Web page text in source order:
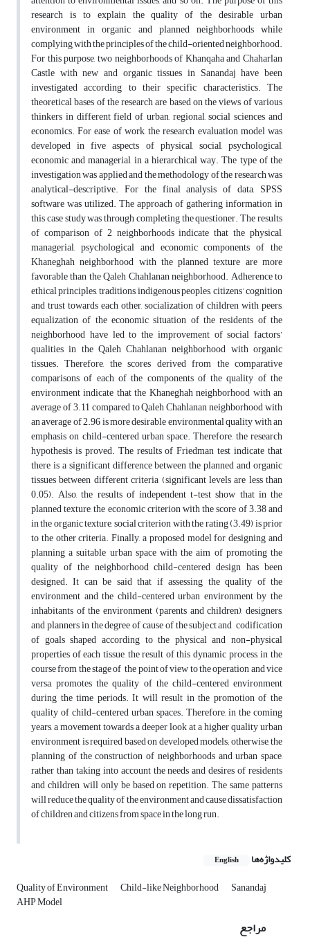
research is to explain the quality of the desirable urban
environment in organic and planned neighborhoods while
complying with the principles of the child-oriented neighborhood.
For this purpose, two neighborhoods of Khanqaha and Chaharlan
Castle with new and organic tissues in Sanandaj have been
investigated according to their specific characteristics. The
theoretical bases of the research are based on the views of various
thinkers in different field of urban, regional, social sciences and
economics. For ease of work, the research evaluation model was
developed in five aspects of physical, social, psychological,
economic and managerial in a hierarchical way. The type of the
investigation was applied and the methodology of the research was
analytical-descriptive. For the final analysis of data, SPSS
software was utilized. The approach of gathering information in
this case study was through completing the questioner. The results
of comparison of 2 neighborhoods indicate that the physical,
managerial, psychological and economic components of the
Khaneghah neighborhood with the planned texture are more
favorable than the Qaleh Chahlanan neighborhood. Adherence to
ethical principles, traditions, indigenous peoples, citizens’ cognition
and trust towards each other, socialization of children with peers,
equalization of the economic situation of the residents of the
neighborhood have led to the improvement of social factors’
qualities in the Qaleh Chahlanan neighborhood with organic
tissues. Therefore, the scores derived from the comparative
comparisons of each of the components of the quality of the
environment indicate that the Khaneghah neighborhood with an
average of 3.11 compared to Qaleh Chahlanan neighborhood with
an average of 2.96 is more desirable environmental quality with an
emphasis on child-centered urban space. Therefore, the research
hypothesis is proved. The results of Friedman test indicate that
there is a significant difference between the planned and organic
tissues between different criteria (significant levels are less than
0.05). Also, the results of independent t-test show that in the
planned texture, the economic criterion with the score of 3.38 and
in the organic texture, social criterion with the rating (3.49) is prior
to the other criteria. Finally, a proposed model for designing and
planning a suitable urban space with the aim of promoting the
quality of the neighborhood child-centered design has been
designed. It can be said that if assessing the quality of the
environment and the child-centered urban environment by the
inhabitants of the environment (parents and children), designers,
and planners in the degree of cause of the subject and codification
of goals shaped according to the physical and non-physical
properties of each tissue, the result of this dynamic process, in the
course from the stage of the point of view to the operation and vice
versa, promotes the quality of the child-centered environment
during the time periods. It will result in the promotion of the
quality of child-centered urban spaces. Therefore, in the coming
years, a movement towards a deeper look at a higher quality urban
environment is required based on developed models; otherwise, the
planning of the construction of neighborhoods and urban space,
rather than taking into account the needs and desires of residents
and children, will only be based on repetition. The same patterns
will reduce the quality of the environment and cause dissatisfaction
of children and citizens from space in the long run.
کلیدواژه‌ها English
Quality of Environment Child-like Neighborhood Sanandaj
AHP Model
مراجع